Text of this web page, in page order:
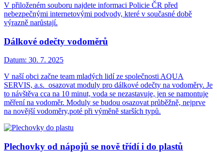
V přiloženém souboru najdete informaci Policie ČR před
nebezpečnými internetovými podvody, které v současné době
výrazně narůstají.
Dálkové odečty vodoměrů
Datum: 30. 7. 2025
V naší obci začne team mladých lidí ze společnosti AQUA
SERVIS, a.s. osazovat moduly pro dálkové odečty na vodoměry. Je
to návštěva cca na 10 minut, voda se nezastavuje, jen se namontuje
měření na vodoměr. Moduly se budou osazovat průběžně, nejprve
na novější vodoměry,poté při výměně starších typů.
Plechovky od nápojů se nově třídí i do plastů